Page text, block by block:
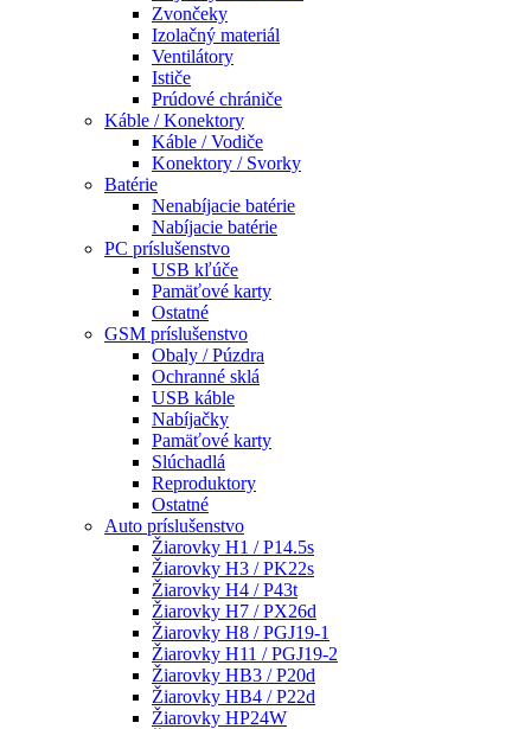
Zvončeky
Izolačný materiál
Ventilátory
Ističe
Prúdové chrániče
Káble / Konektory
Káble / Vodiče
Konektory / Svorky
Batérie
Nenabíjacie batérie
Nabíjacie batérie
PC príslušenstvo
USB kľúče
Pamäťové karty
Ostatné
GSM príslušenstvo
Obaly / Púzdra
Ochranné sklá
USB káble
Nabíjačky
Pamäťové karty
Slúchadlá
Reproduktory
Ostatné
Auto príslušenstvo
Žiarovky H1 / P14.5s
Žiarovky H3 / PK22s
Žiarovky H4 / P43t
Žiarovky H7 / PX26d
Žiarovky H8 / PGJ19-1
Žiarovky H11 / PGJ19-2
Žiarovky HB3 / P20d
Žiarovky HB4 / P22d
Žiarovky HP24W